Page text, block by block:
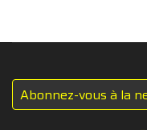
Abonnez-vous à la